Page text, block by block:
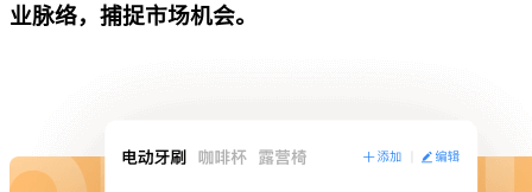
业脉络，捕捉市场机会。